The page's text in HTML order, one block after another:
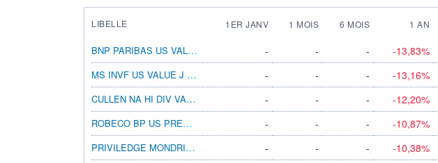
LIBELLE 1ER JANV 1 MOIS 6 MOIS 1 AN
BNP PARIBAS US VALUE MLT-FAC EQ CL HUF R - - - -13,83%
MS INVF US VALUE J USD ACC
- - - -13,16%
CULLEN NA HI DIV VAL EQ I1 £ UNH INS INC
- - - -12,20%
ROBECO BP US PREMIUM EQUITIES IE 
- - - -10,87%
PRIVILEDGE MONDRIAN US EQ VAL USD UA UH
- - - -10,38%